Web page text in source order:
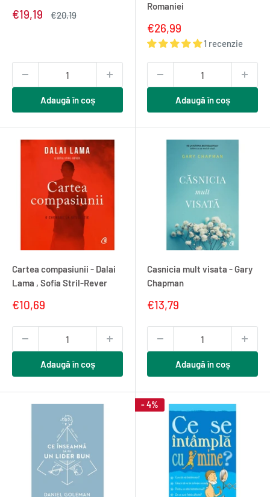
Pret
€19,19
Pret
€20,19
Adaugă în coș
Romaniei
Pret
redus
€26,99
1 recenzie
Adaugă în coș
Cartea compasiunii - Dalai
Lama , Sofia Stril-Rever
Pret
€10,69
Adaugă în coș
Casnicia mult visata - Gary
Chapman
Pret
€13,79
Adaugă în coș
- 4%